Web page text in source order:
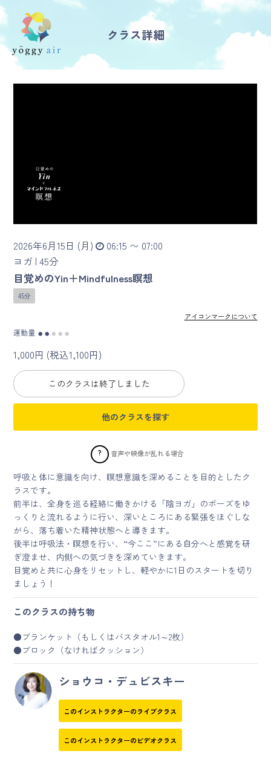
受講の流れ
yoggy store
yoggy magazine
yoggy mommy
マイページ
会員規約について
クラス参加にあたっての同意書
プライバシーポリシー
クラス詳細
2026年6月15日 (月)
06:15 〜 07:00
ヨガ | 45分
目覚めのYin＋Mindfulness瞑想
45分
アイコンマークについて
運動量 ● ● ● ● ●
1,000円 (税込1,100円)
このクラスは終了しました
他のクラスを探す
? 音声や映像が乱れる場合
呼吸と体に意識を向け、瞑想意識を深めることを目的としたク
ラスです。
前半は、全身を巡る経絡に働きかける「陰ヨガ」のポーズをゆ
っくりと流れるように行い、深いところにある緊張をほぐしな
がら、落ち着いた精神状態へと導きます。
後半は呼吸法・瞑想を行い、“今ここ”にある自分へと感覚を研
ぎ澄ませ、内側への気づきを深めていきます。
目覚めと共に心身をリセットし、軽やかに1日のスタートを切り
ましょう！
このクラスの持ち物
●ブランケット（もしくはバスタオル1～2枚）
●ブロック（なければクッション）
ショウコ・デュビスキー
このインストラクターのライブクラス
このインストラクターのビデオクラス